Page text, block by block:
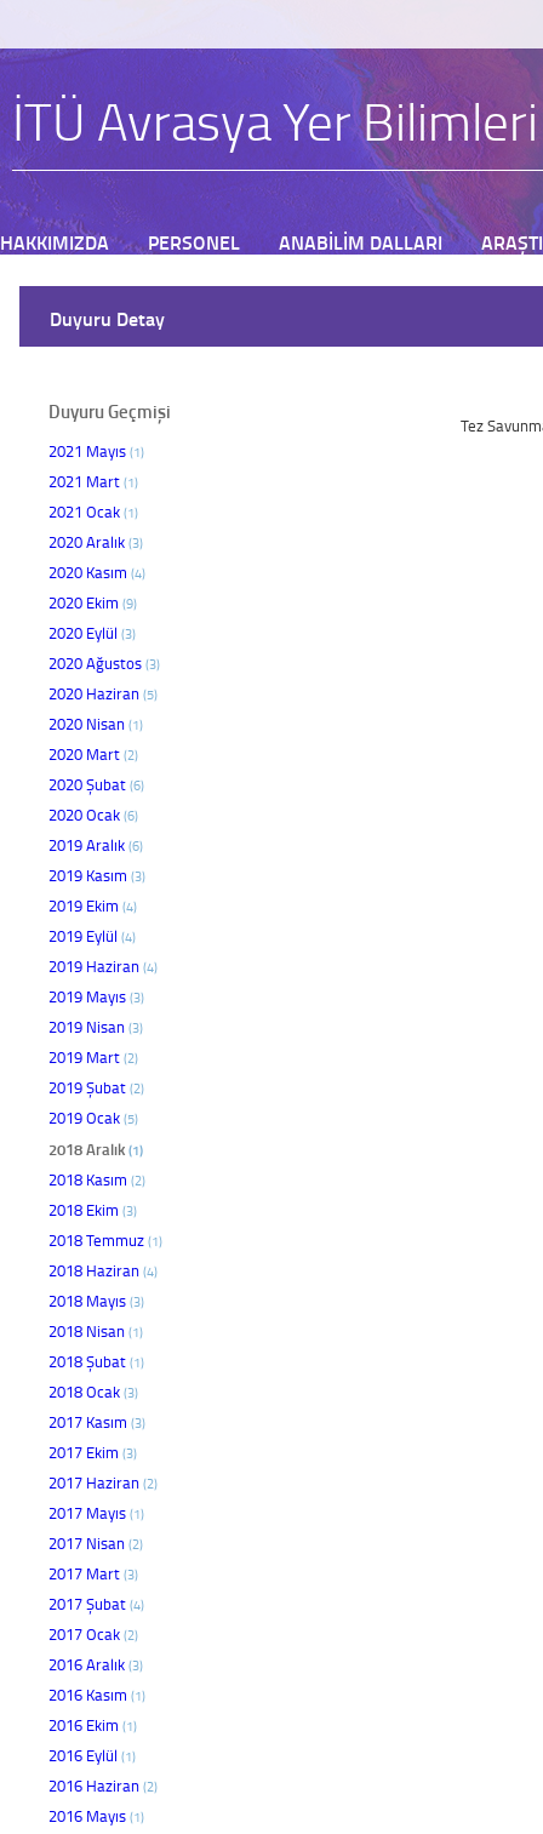
İTÜ Avrasya Yer
HAKKIMIZDA PERSONEL ANABİLİM DALLARI
Duyuru Detay
Duyuru Geçmişi
2021 Mayıs (1)
2021 Mart (1)
2021 Ocak (1)
2020 Aralık (3)
2020 Kasım (4)
2020 Ekim (9)
2020 Eylül (3)
2020 Ağustos (3)
2020 Haziran (5)
2020 Nisan (1)
2020 Mart (2)
2020 Şubat (6)
2020 Ocak (6)
2019 Aralık (6)
2019 Kasım (3)
2019 Ekim (4)
2019 Eylül (4)
2019 Haziran (4)
2019 Mayıs (3)
2019 Nisan (3)
2019 Mart (2)
2019 Şubat (2)
2019 Ocak (5)
2018 Aralık (1)
2018 Kasım (2)
2018 Ekim (3)
2018 Temmuz (1)
2018 Haziran (4)
2018 Mayıs (3)
2018 Nisan (1)
2018 Şubat (1)
2018 Ocak (3)
2017 Kasım (3)
2017 Ekim (3)
2017 Haziran (2)
2017 Mayıs (1)
2017 Nisan (2)
2017 Mart (3)
2017 Şubat (4)
2017 Ocak (2)
2016 Aralık (3)
2016 Kasım (1)
2016 Ekim (1)
2016 Eylül (1)
2016 Haziran (2)
2016 Mayıs (1)
Tez